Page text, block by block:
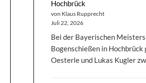
Hochbrück
von Klaus Rupprecht
Juli 22, 2026
Bei der Bayerischen
Bogenschießen in
Oesterle und Lukas Kugler